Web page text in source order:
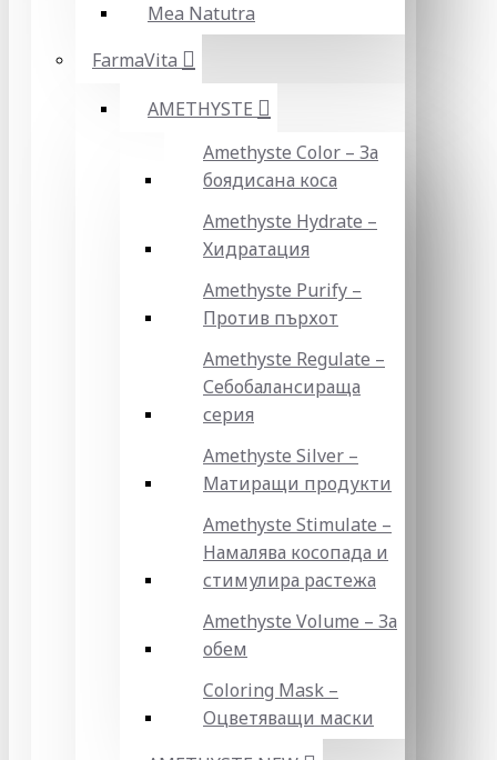
Mea Natutra
FarmaVita
AMETHYSTE
Amethyste Color – За
боядисана коса
Amethyste Hydrate –
Хидратация
Amethyste Purify –
Против пърхот
Amethyste Regulate –
Себобалансираща
серия
Amethyste Silver –
Матиращи продукти
Amethyste Stimulate –
Намалява косопада и
стимулира растежа
Amethyste Volume – За
обем
Coloring Mask –
Оцветяващи маски